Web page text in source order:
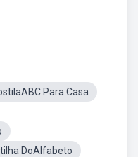
Para Casa
DoAlfabeto